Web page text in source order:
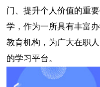
门、提升个人价值的重
学，作为一所具有丰富
教育机构，为广大在职
的学习平台。